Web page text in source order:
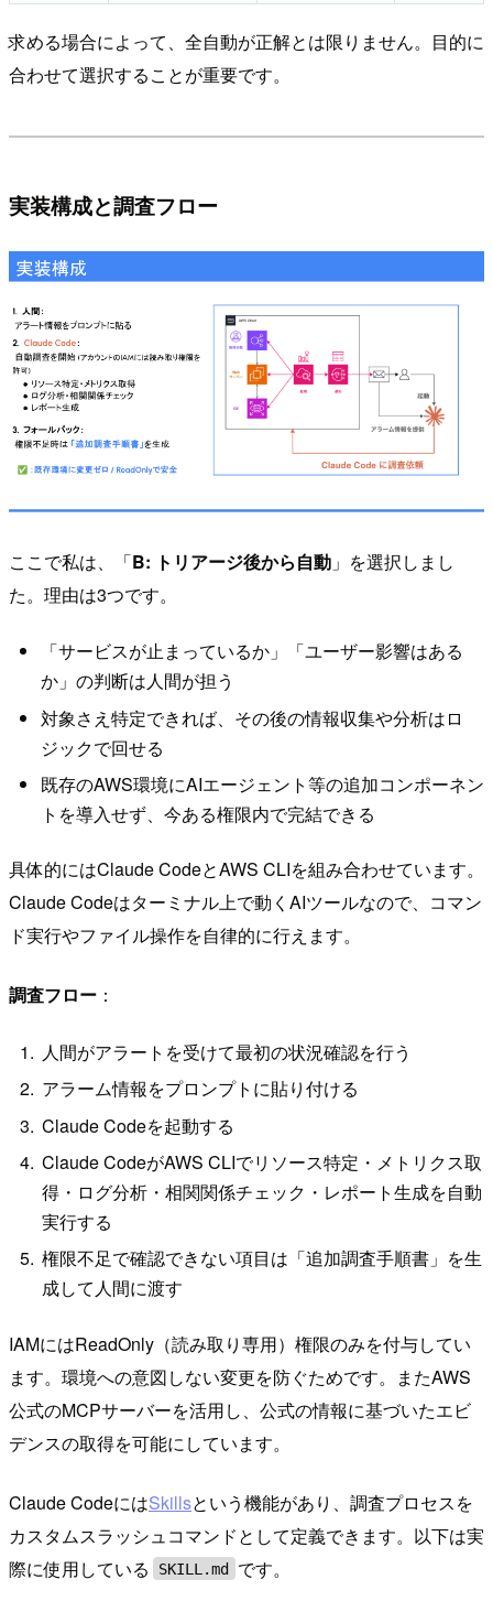
求める場合によって、全自動が正解とは限りません。目的に
合わせて選択することが重要です。
実装構成と調査フロー
ここで私は、「B: トリアージ後から自動 」を選択しまし
た。理由は3つです。
「サービスが止まっているか」「ユーザー影響はある
か」の判断は人間が担う
対象さえ特定できれば、その後の情報収集や分析はロ
ジックで回せる
既存のAWS環境にAIエージェント等の追加コンポーネン
トを導入せず、今ある権限内で完結できる
具体的にはClaude CodeとAWS CLIを組み合わせています。
Claude Codeはターミナル上で動くAIツールなので、コマン
ド実行やファイル操作を自律的に行えます。
調査フロー ：
人間がアラートを受けて最初の状況確認を行う
アラーム情報をプロンプトに貼り付ける
Claude Codeを起動する
Claude CodeがAWS CLIでリソース特定・メトリクス取
得・ログ分析・相関関係チェック・レポート生成を自動
実行する
権限不足で確認できない項目は「追加調査手順書」を生
成して人間に渡す
IAMにはReadOnly（読み取り専用）権限のみを付与してい
ます。環境への意図しない変更を防ぐためです。またAWS
公式のMCPサーバーを活用し、公式の情報に基づいたエビ
デンスの取得を可能にしています。
Claude CodeにはSkillsという機能があり、調査プロセスを
カスタムスラッシュコマンドとして定義できます。以下は実
際に使用している
SKILL.md です。